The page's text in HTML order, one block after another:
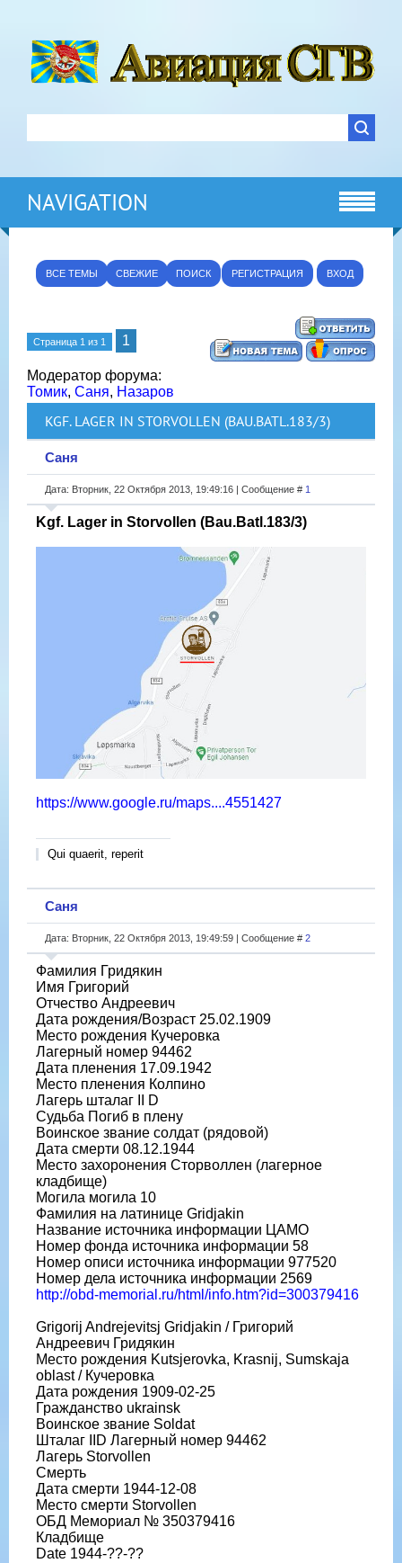
NAVIGATION
ВСЕ ТЕМЫ СВЕЖИЕ ПОИСК РЕГИСТРАЦИЯ ВХОД
Страница 1 из 1 1
Модератор форума:
Томик, Саня, Назаров
KGF. LAGER IN STORVOLLEN (BAU.BATL.183/3)
Саня
Дата: Вторник, 22 Октября 2013, 19:49:16 | Сообщение # 1
Kgf. Lager in Storvollen (Bau.Batl.183/3)
https://www.google.ru/maps....4551427
Qui quaerit, reperit
Саня
Дата: Вторник, 22 Октября 2013, 19:49:59 | Сообщение # 2
Фамилия Гридякин
Имя Григорий
Отчество Андреевич
Дата рождения/Возраст 25.02.1909
Место рождения Кучеровка
Лагерный номер 94462
Дата пленения 17.09.1942
Место пленения Колпино
Лагерь шталаг II D
Судьба Погиб в плену
Воинское звание солдат (рядовой)
Дата смерти 08.12.1944
Место захоронения Сторволлен (лагерное
кладбище)
Могила могила 10
Фамилия на латинице Gridjakin
Название источника информации ЦАМО
Номер фонда источника информации 58
Номер описи источника информации 977520
Номер дела источника информации 2569
http://obd-memorial.ru/html/info.htm?id=300379416
Grigorij Andrejevitsj Gridjakin / Григорий
Андреевич Гридякин
Место рождения Kutsjerovka, Krasnij, Sumskaja
oblast / Кучеровка
Дата рождения 1909-02-25
Гражданство ukrainsk
Воинское звание Soldat
Шталаг IID Лагерный номер 94462
Лагерь Storvollen
Смерть
Дата смерти 1944-12-08
Место смерти Storvollen
ОБД Мемориал № 350379416
Кладбище
Date 1944-??-??